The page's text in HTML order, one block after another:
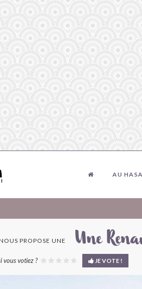
AU
PROPOSE UNE Une
vous votiez ? JE VOTE !